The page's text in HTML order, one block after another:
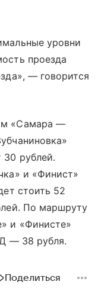
уровни
проезда
— говорится
«Самара —
рублей.
и «Финист»
стоить 52
По маршруту
и «Финисте»
— 38 рубля.
Поделиться